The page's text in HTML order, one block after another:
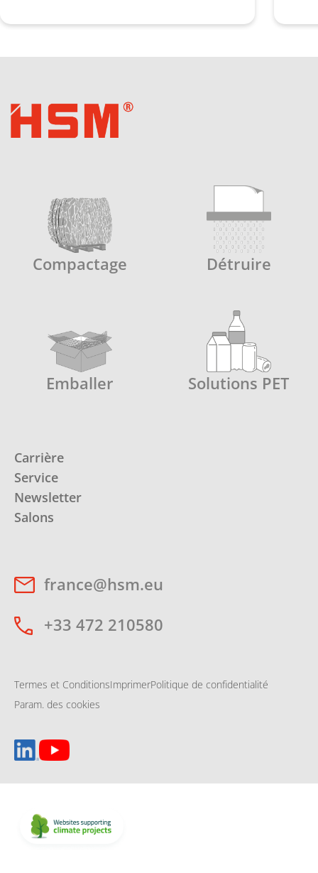
Compactage Détruire
Emballer Solutions PET
Carrière
Service
Newsletter
Salons
france@hsm.eu
+33 472 210580
Termes et ConditionsImprimerPolitique de confidentialité
Param. des cookies